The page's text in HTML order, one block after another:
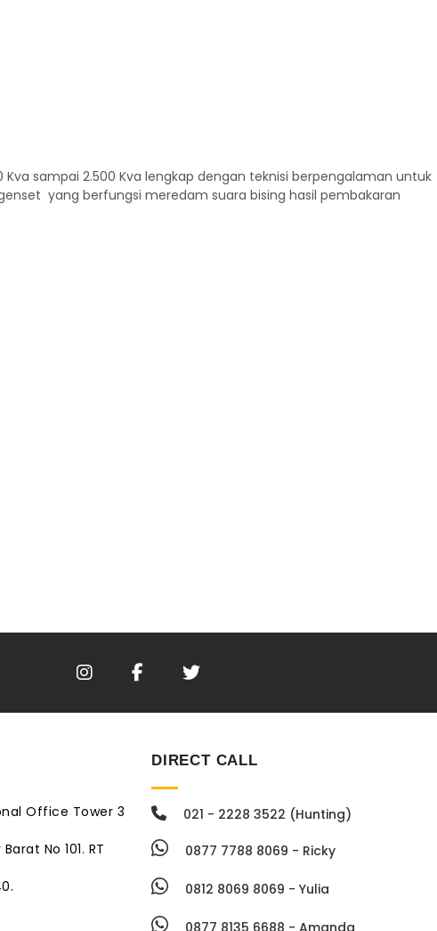
Kva sampai 2.500 Kva lengkap dengan teknisi berpengalaman untuk
yang berfungsi meredam suara bising hasil pembakaran
Office Tower 3
No 101. RT
DIRECT CALL
021 - 2228 3522 (Hunting)
0877 7788 8069 - Ricky
0812 8069 8069 - Yulia
0877 8135 6688 - Amanda